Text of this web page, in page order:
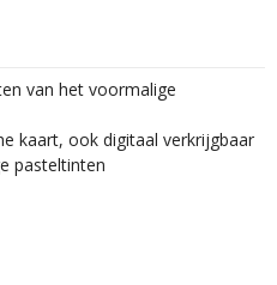
van het voormalige
kaart, ook digitaal verkrijgbaar
pasteltinten